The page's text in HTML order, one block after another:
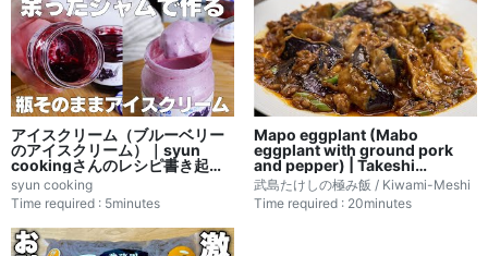
アイスクリーム（ブルーベリー
のアイスクリーム）｜syun
cookingさんのレシピ書き起こ
し
syun cooking
Time required : 5minutes
Mapo eggplant (Mabo
eggplant with ground pork
and pepper) | Takeshi
Takeshi's Kiwami Meshi /
Kiwami-Meshi's recipe
transcription
武島たけしの極み飯 / Kiwami-Meshi
Time required : 20minutes